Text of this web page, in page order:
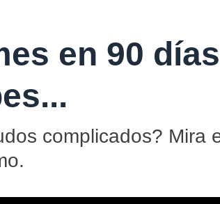
en 90 días
complicados? Mira